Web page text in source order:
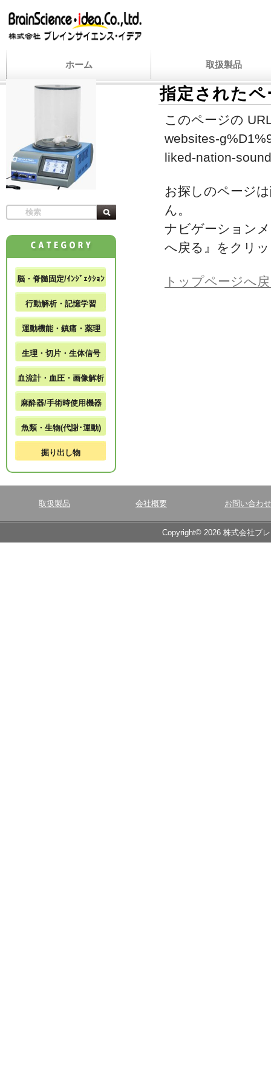
ホーム 取扱製品
指定された
このページの
websites-
liked-nation-
お探しのページ
ん。
ナビゲーション
へ戻る』をクリ
トップページへ
脳・脊髄固定/ｲﾝｼﾞｪｸｼｮﾝ
行動解析・記憶学習
運動機能・鎮痛・薬理
生理・切片・生体信号
血流計・血圧・画像解析
麻酔器/手術時使用機器
魚類・生物(代謝･運動)
掘り出し物
取扱製品 会社概要 お問い合わせ
Copyright© 2026 株式会社ブ